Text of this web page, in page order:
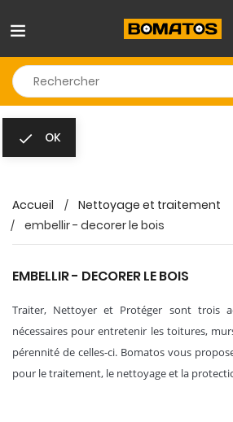
Accueil
Nettoyage et traitement
embellir - decorer le bois
EMBELLIR - DECORER LE BOIS
Traiter, Nettoyer et Protéger sont trois
nécessaires pour entretenir les toitures,
pérennité de celles-ci. Bomatos vous
pour le traitement, le nettoyage et la
 OK